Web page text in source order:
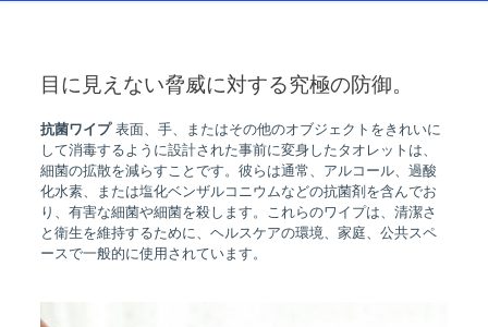
目に見えない脅威に対する究極の防御。
抗菌ワイプ表面、手、またはその他のオブジェクトをきれいに
して消毒するように設計された事前に変身したタオレットは、
細菌の拡散を減らすことです。彼らは通常、アルコール、過酸
化水素、または塩化ベンザルコニウムなどの抗菌剤を含んでお
り、有害な細菌や細菌を殺します。これらのワイプは、清潔さ
と衛生を維持するために、ヘルスケアの環境、家庭、公共スペ
ースで一般的に使用されています。